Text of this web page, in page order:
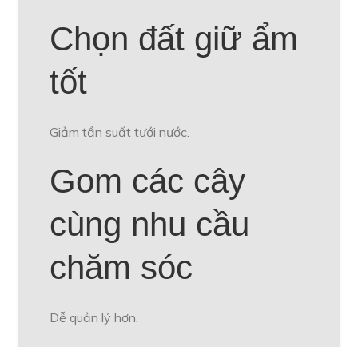
Chọn đất giữ ẩm
tốt
Giảm tần suất tưới nước.
Gom các cây
cùng nhu cầu
chăm sóc
Dễ quản lý hơn.